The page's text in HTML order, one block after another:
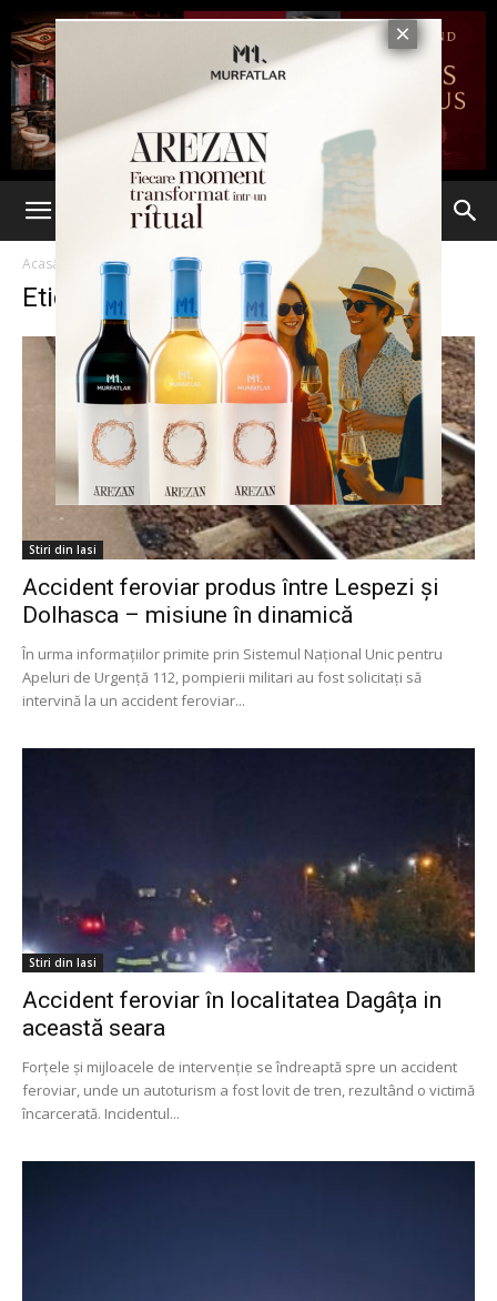
Acasă Etichete Accident feroviar
Etichetă: accident feroviar
Stiri din Iasi
Accident feroviar produs între Lespezi și
Dolhasca – misiune în dinamică
În urma informațiilor primite prin Sistemul Național Unic pentru
Apeluri de Urgență 112, pompierii militari au fost solicitați să
intervină la un accident feroviar...
Stiri din Iasi
Accident feroviar în localitatea Dagâța in
această seara
Forțele și mijloacele de intervenție se îndreaptă spre un accident
feroviar, unde un autoturism a fost lovit de tren, rezultând o victimă
încarcerată. Incidentul...